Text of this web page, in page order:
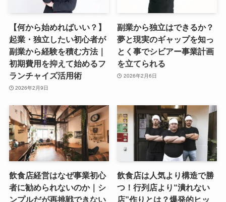
【何から始めればいい？】
起業・独立したい初心者が
副業から経験を積む方法｜
初期費用を抑えて始めるフ
ランチャイズ活用術
2026年2月9日
副業から独立はできるか？
夢と現実のギャップを知っ
とく事でシビアー事業計画
を立てられる
2026年2月6日
飲食店経営はなぜ事業初心
者に勧められないのか｜シ
ンプルだが再挑戦できない
飲食店は人気より構造で勝
つ！行列店より“潰れない
店”作りとは？爆発的ヒッ